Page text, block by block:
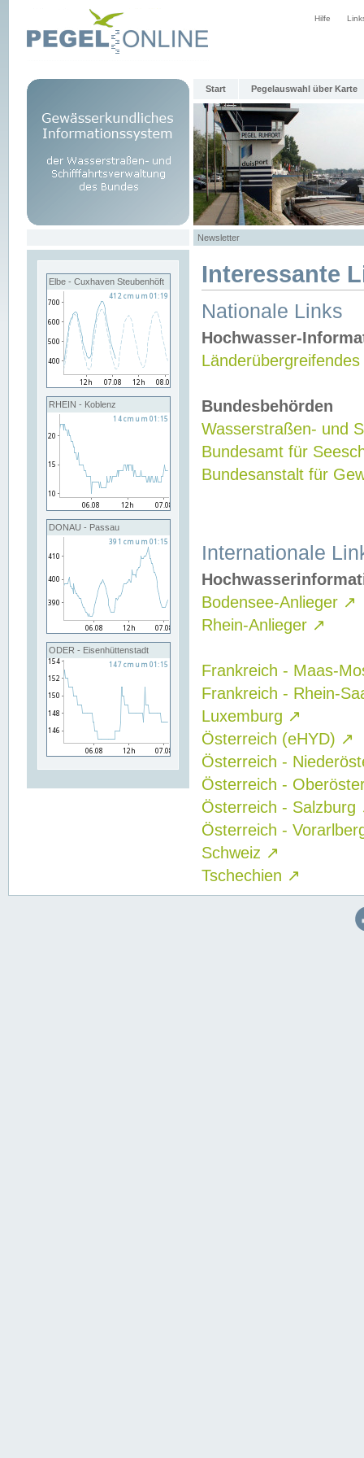
Hilfe
Start Pegelauswahl über Karte
Newsletter
Elbe - Cuxhaven Steubenhöft
RHEIN - Koblenz
DONAU - Passau
ODER - Eisenhüttenstadt
Interessante
Nationale Links
Hochwasser-
Bundesbehörden
Wasserstraßen- und
Bundesamt für
Bundesanstalt für
Internationale
Bodensee-Anlieger ↗
Rhein-Anlieger ↗
Frankreich - Maas-
Frankreich - Rhein-
Luxemburg ↗
Österreich (eHYD) ↗
Österreich -
Österreich -
Österreich - Salzburg
Österreich -
Schweiz ↗
Tschechien ↗